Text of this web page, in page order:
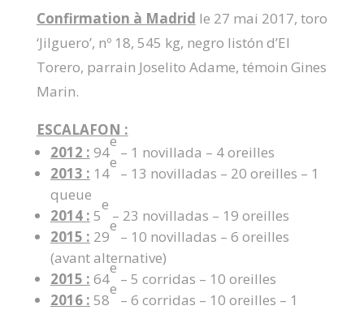
Confirmation à Madrid le 27 mai 2017, toro
‘Jilguero’, nº 18, 545 kg, negro listón d’El
Torero, parrain Joselito Adame, témoin Gines
Marin.
ESCALAFON :
2012 : 94
e
– 1 novillada – 4 oreilles
2013 : 14
e
– 13 novilladas – 20 oreilles – 1
queue
2014 : 5
e
– 23 novilladas – 19 oreilles
2015 : 29
e
– 10 novilladas – 6 oreilles
(avant alternative)
2015 : 64
e
– 5 corridas – 10 oreilles
2016 : 58
e
– 6 corridas – 10 oreilles – 1